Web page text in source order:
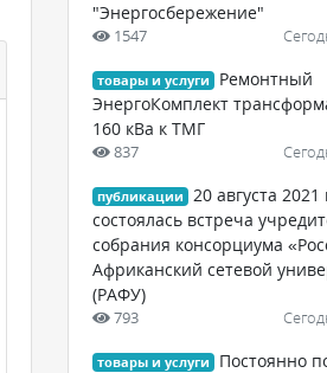
"Энергосбережение"
1547
товары и услуги
Ремонтный
ЭнергоКомплект
160 кВа к ТМГ
837
публикации
20 августа 2021
состоялась встреча
собрания консорциума
Африканский сетевой
(РАФУ)
793
товары и услуги
Постоянно